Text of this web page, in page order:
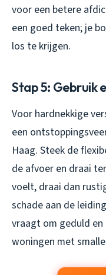
voor een betere
een goed teken; je
los te krijgen.
Stap 5: Gebruik
Voor hardnekkige
een
Haag. Steek de
de afvoer en draai
voelt, draai dan
schade aan de
vraagt om geduld
woningen met